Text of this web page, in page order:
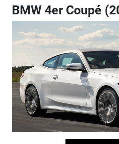
BMW 4er Coupé